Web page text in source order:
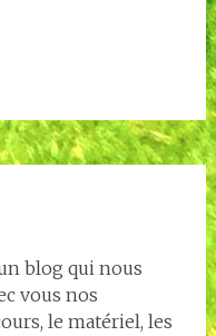
blog qui nous
vous nos
le matériel, les